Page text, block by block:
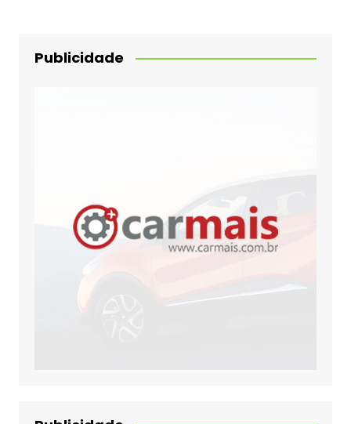
Publicidade